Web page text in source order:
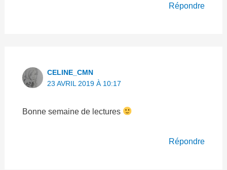
Répondre
CELINE_CMN
23 AVRIL 2019 À 10:17
Bonne semaine de lectures
Répondre